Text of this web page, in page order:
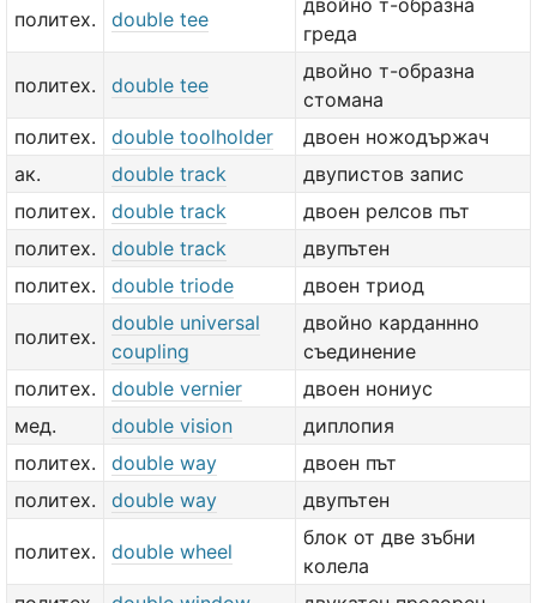
политех. double tee
двойно т-образна
греда
политех. double tee
двойно т-образна
стомана
политех.
double toolholder
двоен ножодържач
ак.
double track
двупистов запис
политех.
double track
двоен релсов път
политех.
double track
двупътен
политех.
double triode двоен триод
политех.
double universal
coupling
двойно карданнно
съединение
политех.
double vernier
двоен нониус
мед.
double vision
диплопия
политех.
double way
двоен път
политех.
double way двупътен
политех. double wheel
блок от две зъбни
колела